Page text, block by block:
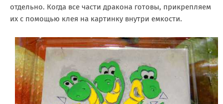
отдельно. Когда все части дракона готовы, прикрепляем
их с помощью клея на картинку внутри емкости.